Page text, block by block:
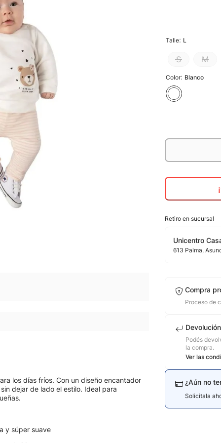
los días fríos. Con un diseño encantador
dejar de lado el estilo. Ideal para
y súper suave
Color: Blanco
Talle: L
M
S
Retiro en sucursal
Unicentro
613 Palma,
Compra
Proceso de
Podés
la compra.
Ver las
¿Aún no
Solicitala